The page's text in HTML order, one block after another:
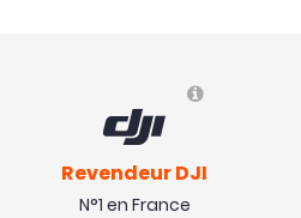
Revendeur DJI
N°1 en France